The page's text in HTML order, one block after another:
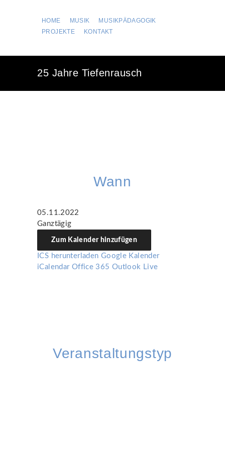
HOME MUSIK
MUSIKPÄDAGOGIK
PROJEKTE
KONTAKT
25 Jahre Tiefenrausch
Wann
05.11.2022
Ganztägig
Zum Kalender hinzufügen
ICS herunterladen Google Kalender
iCalendar Office 365 Outlook Live
Veranstaltungstyp